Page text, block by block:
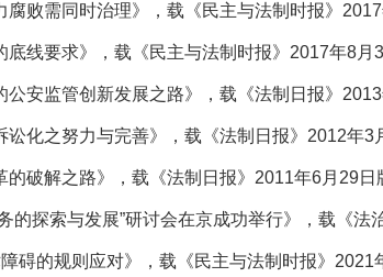
败需同时治理》，载《民主与法制时报》2017
线要求》，载《民主与法制时报》2017年8月3
安监管创新发展之路》，载《法制日报》2013
化之努力与完善》，载《法制日报》2012年3
破解之路》，载《法制日报》2011年6月29日
的探索与发展”研讨会在京成功举行》，载《法
碍的规则应对》，载《民主与法制时报》2021